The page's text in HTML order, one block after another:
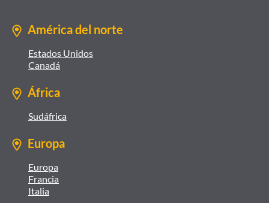
América del norte
Estados Unidos
Canadá
África
Sudáfrica
Europa
Europa
Francia
Italia